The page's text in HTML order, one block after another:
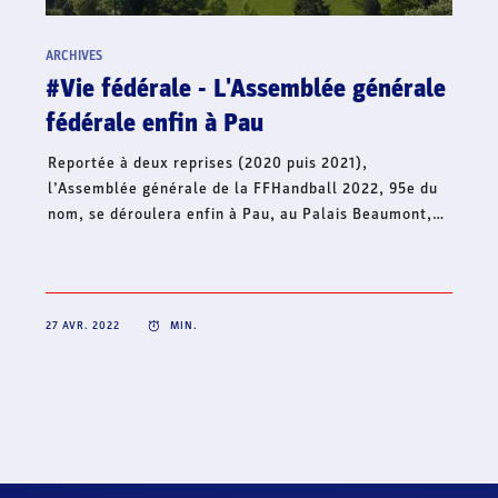
de fonds en soutien à l’Ukraine
Dans le contexte international actuel et face à la
situation humanitaire qui s’aggrave, le handball
français continue d’affirmer son soutien à l’Ukraine et
lance, ce jour, une collecte de fonds à travers sa
Fondation Hand’Solidaire. Cet élan de solidarité
22 AVR. 2022 MIN.